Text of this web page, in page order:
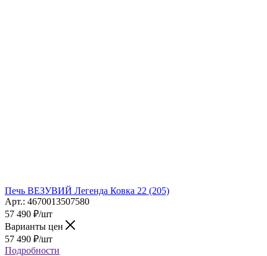
Печь ВЕЗУВИЙ Легенда Ковка 22 (205)
Арт.: 4670013507580
57 490 ₽/шт
Варианты цен
57 490 ₽/шт
Подробности